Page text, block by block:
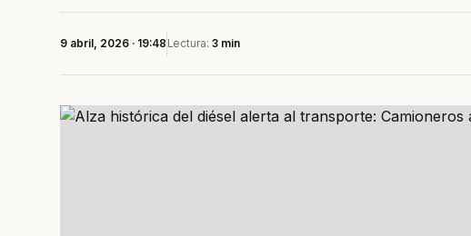
9 abril, 2026 · 19:48 Lectura: 3 min